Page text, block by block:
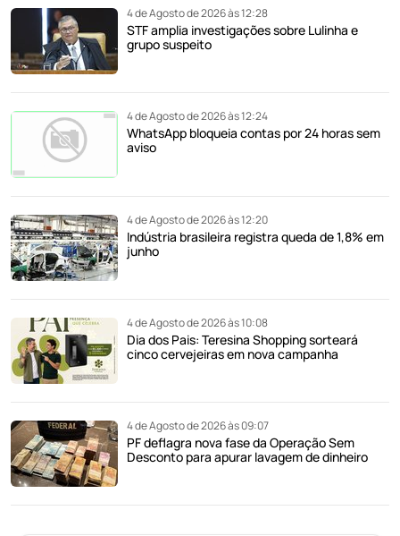
4 de Agosto de 2026 às 12:28
STF amplia investigações sobre Lulinha e
grupo suspeito
4 de Agosto de 2026 às 12:24
WhatsApp bloqueia contas por 24 horas sem
aviso
4 de Agosto de 2026 às 12:20
Indústria brasileira registra queda de 1,8% em
junho
4 de Agosto de 2026 às 10:08
Dia dos Pais: Teresina Shopping sorteará
cinco cervejeiras em nova campanha
4 de Agosto de 2026 às 09:07
PF deflagra nova fase da Operação Sem
Desconto para apurar lavagem de dinheiro